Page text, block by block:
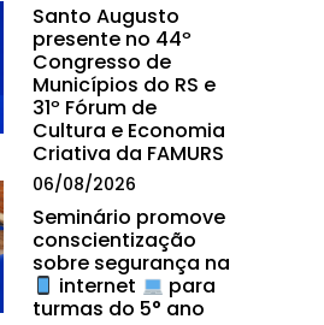
Santo Augusto
presente no 44º
Congresso de
Municípios do RS e
31º Fórum de
Cultura e Economia
Criativa da FAMURS
06/08/2026
Seminário promove
conscientização
sobre segurança na
internet
para
turmas do 5° ano